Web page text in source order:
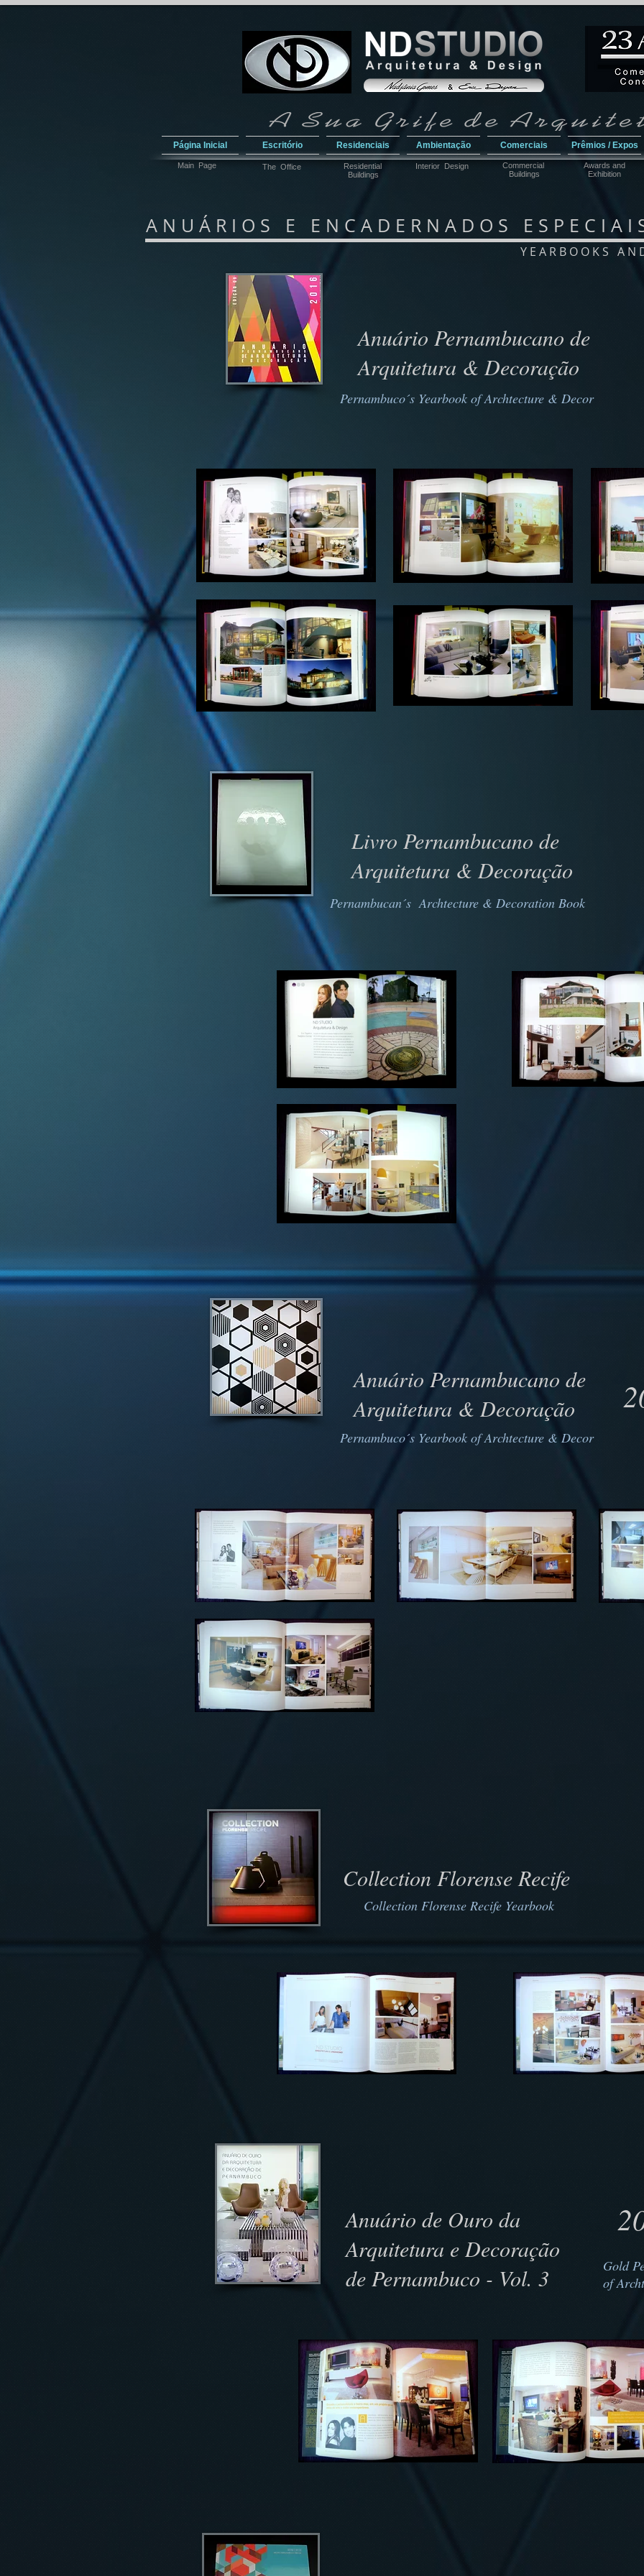
Página Inicial Escritório Residenciais Ambientação Comerciais Prêmios / Expos
Main Page The Office
Residential
Buildings
Interior Design
Commercial
Buildings
Awards and
Exhibition
A N U Á R I O S E E N C A D E R N A D O S E S P E C I A I
Y E A R B O O K S A N
Anuário Pernambucano de
Arquitetura & Decoração
Pernambuco´s Yearbook ofArchtecture & Decor
Livro Pernambucano de
Arquitetura & Decoração
Pernambucan´s Archtecture & Decoration Book
Anuário Pernambucano de
Arquitetura & Decoração
Pernambuco´s Yearbook ofArchtecture & Decor
Collection Florense Recife
Collection Florense Recife Yearbook
Anuário de Ouro da
Arquitetura e Decoração
de Pernambuco - Vol. 3
Gold
of